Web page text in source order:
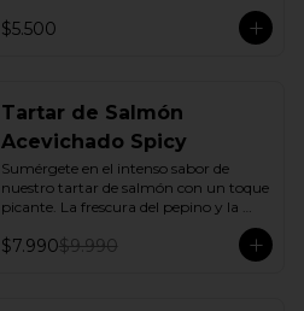
$5.500
Tartar de Salmón
Acevichado Spicy
Sumérgete en el intenso sabor de
nuestro tartar de salmón con un toque
picante. La frescura del pepino y la
suavidad de la palta se combinan con
la explosión de la salsa spicy, creando
un plato vibrante y lleno de sabor que
$7.990$9.990